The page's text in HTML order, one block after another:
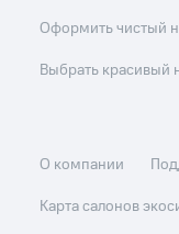
Оформить чистый
Выбрать красивый
О компании
Карта салонов